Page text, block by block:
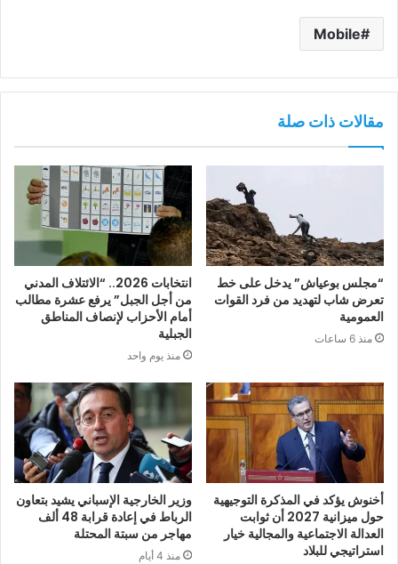
Mobile
مقالات ذات صلة
“مجلس بوعياش” يدخل على خط
تعرض شاب لتهديد من فرد القوات
العمومية
منذ 6 ساعات
انتخابات 2026.. “الائتلاف المدني
من أجل الجبل” يرفع عشرة مطالب
أمام الأحزاب لإنصاف المناطق
الجبلية
منذ يوم واحد
أخنوش يؤكد في المذكرة التوجيهية
حول ميزانية 2027 أن ثوابت
العدالة الاجتماعية والمجالية خيار
استراتيجي للبلاد
وزير الخارجية الإسباني يشيد بتعاون
الرباط في إعادة قرابة 48 ألف
مهاجر من سبتة المحتلة
منذ 4 أيام